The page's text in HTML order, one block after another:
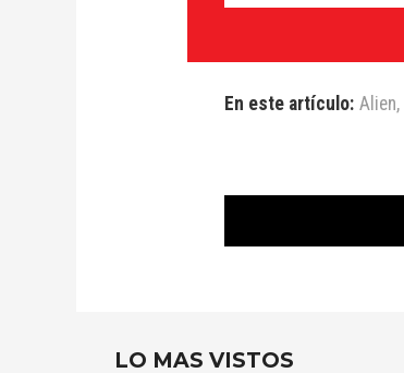
En este artículo: Alien,
LO MAS VISTOS